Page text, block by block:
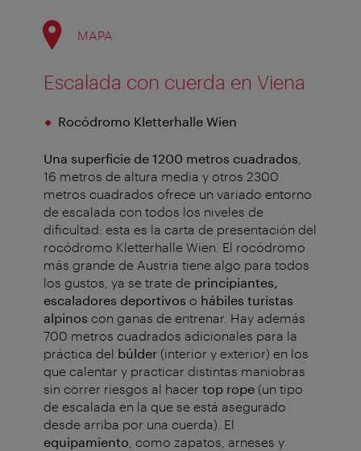
MAPA
Escalada con cuerda en Viena
Rocódromo Kletterhalle Wien
Una superficie de 1200 metros cuadrados
16 metros de altura media y otros 2300
metros cuadrados ofrece un variado entorno
de escalada con todos los niveles de
dificultad: esta es la carta de presentación del
rocódromo Kletterhalle Wien. El rocódromo
más grande de Austria tiene algo para todos
los gustos, ya se trate de principiantes,
escaladores deportivos o hábiles turistas
alpinos con ganas de entrenar. Hay además
700 metros cuadrados adicionales para la
práctica del búlder (interior y exterior) en los
que calentar y practicar distintas maniobras
sin correr riesgos al hacer top rope (un tipo
de escalada en la que se está asegurado
desde arriba por una cuerda). El
equipamiento , como zapatos, arneses y